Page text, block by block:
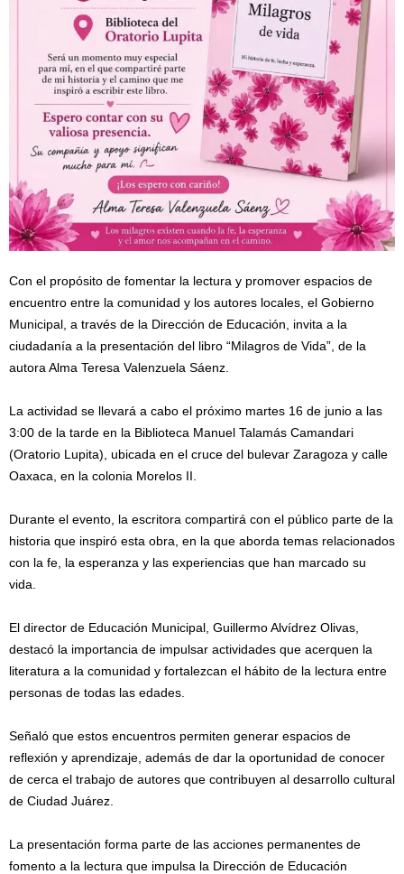
Con el propósito de fomentar la lectura y promover espacios de
encuentro entre la comunidad y los autores locales, el Gobierno
Municipal, a través de la Dirección de Educación, invita a la
ciudadanía a la presentación del libro “Milagros de Vida”, de la
autora Alma Teresa Valenzuela Sáenz.
La actividad se llevará a cabo el próximo martes 16 de junio a las
3:00 de la tarde en la Biblioteca Manuel Talamás Camandari
(Oratorio Lupita), ubicada en el cruce del bulevar Zaragoza y calle
Oaxaca, en la colonia Morelos II.
Durante el evento, la escritora compartirá con el público parte de la
historia que inspiró esta obra, en la que aborda temas relacionados
con la fe, la esperanza y las experiencias que han marcado su
vida.
El director de Educación Municipal, Guillermo Alvídrez Olivas,
destacó la importancia de impulsar actividades que acerquen la
literatura a la comunidad y fortalezcan el hábito de la lectura entre
personas de todas las edades.
Señaló que estos encuentros permiten generar espacios de
reflexión y aprendizaje, además de dar la oportunidad de conocer
de cerca el trabajo de autores que contribuyen al desarrollo cultural
de Ciudad Juárez.
La presentación forma parte de las acciones permanentes de
fomento a la lectura que impulsa la Dirección de Educación